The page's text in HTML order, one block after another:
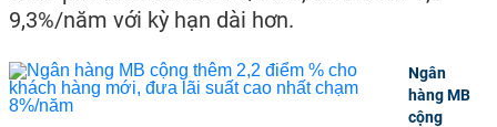
9,3%/năm với kỳ hạn dài hơn.
Ngân
hàng MB
cộng